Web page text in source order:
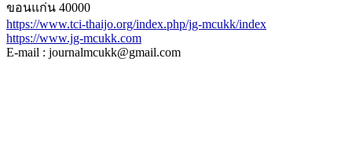
ขอนแก่น 40000
https://www.tci-thaijo.org/index.php/jg-mcukk/index
https://www.jg-mcukk.com
E-mail : journalmcukk@gmail.com